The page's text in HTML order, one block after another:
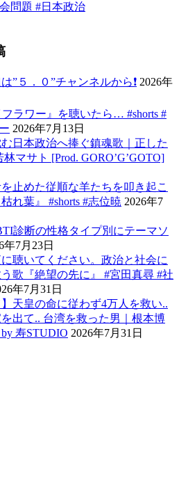
問題 #日本政治
”５．０”チャンネルから❗️ 2026年
ラワー』を聴いたら… #shorts #
2026年7月13日
む日本政治へ捧ぐ鎮魂歌｜正した
マサト [Prod. GORO’G’GOTO]
止めた従順な羊たちを叩き起こ
れ葉』 #shorts #志位暁 2026年7
診断の性格タイプ別にテーマソ
年7月23日
聴いてください。政治と社会に
歌『絶望の先に』 #宮田真尋 #社
年7月31日
】天皇の命に従わず4万人を救い..
を出て.. 台湾を救った男｜根本博
寿STUDIO 2026年7月31日